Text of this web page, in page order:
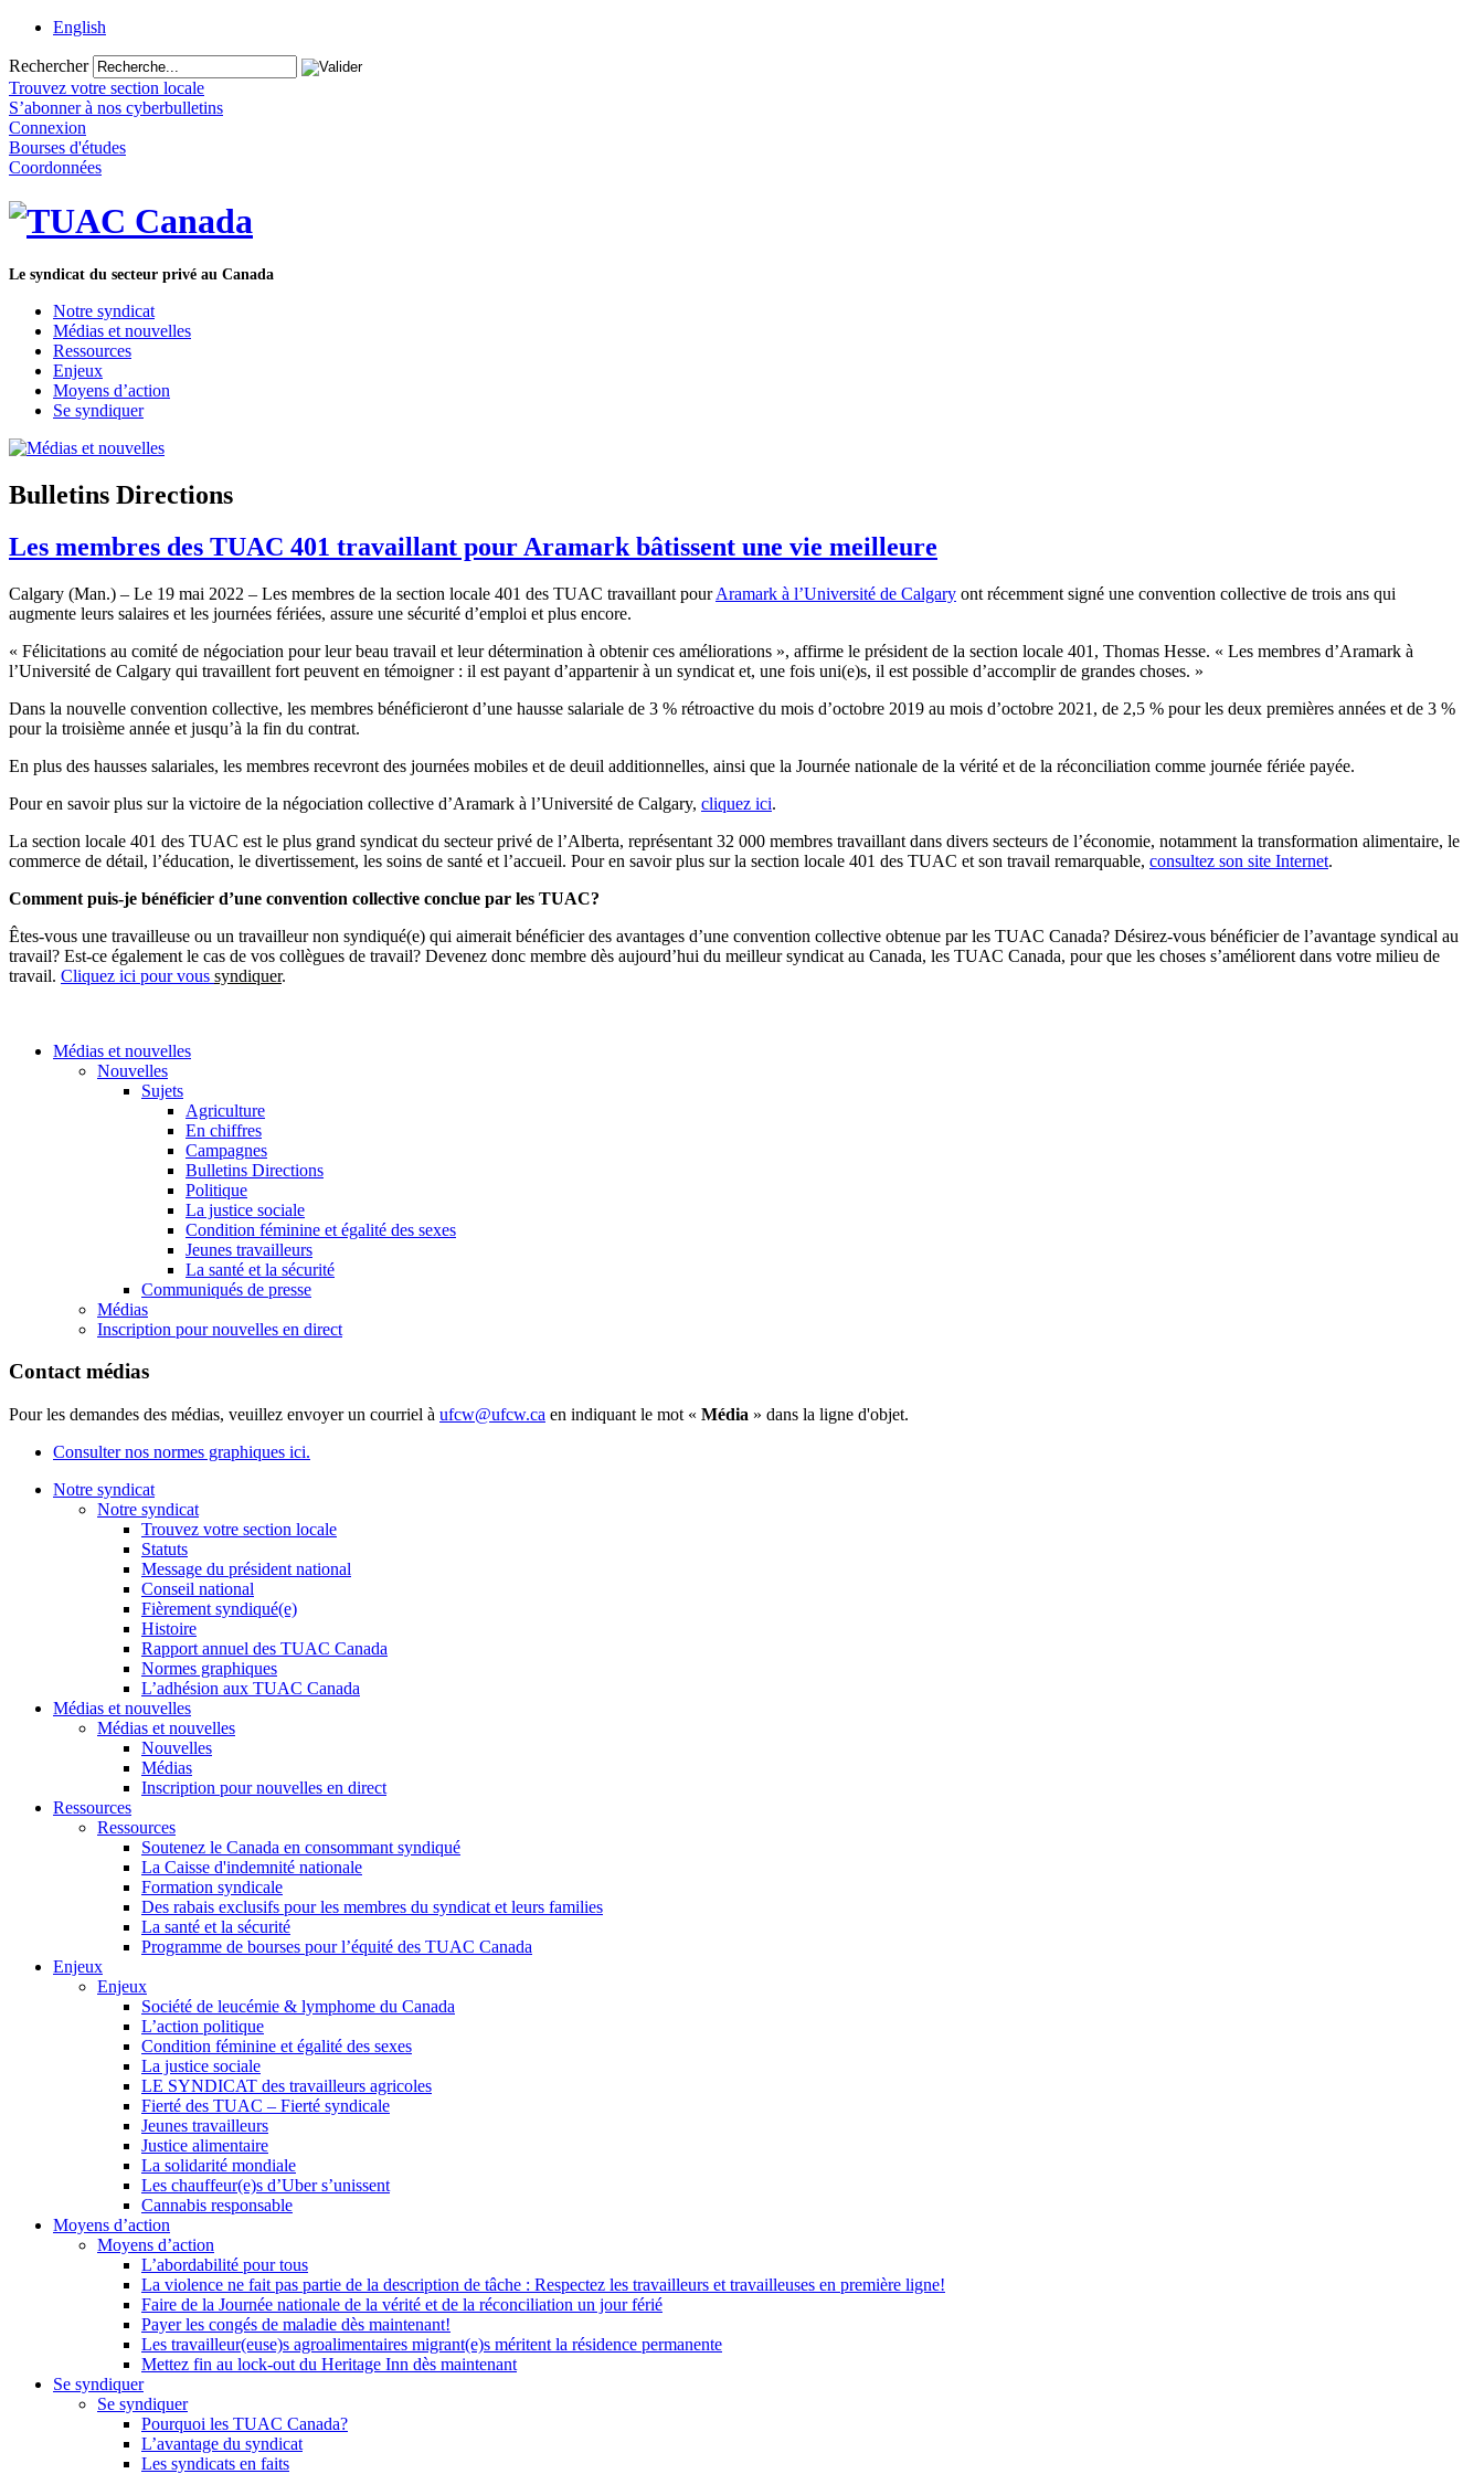
English
Rechercher
Trouvez votre section locale
S’abonner à nos cyberbulletins
Connexion
Bourses d'études
Coordonnées
Le syndicat du secteur privé au Canada
Notre syndicat
Médias et nouvelles
Ressources
Enjeux
Moyens d’action
Se syndiquer
Bulletins Directions
Les membres des TUAC 401 travaillant pour Aramark bâtissent une vie meilleure
Calgary (Man.) – Le 19 mai 2022 – Les membres de la section locale 401 des TUAC travaillant pourAramark à l’Université de Calgary ont récemment signé une convention collective de trois ans qui
augmente leurs salaires et les journées fériées, assure une sécurité d’emploi et plus encore.
« Félicitations au comité de négociation pour leur beau travail et leur détermination à obtenir ces améliorations », affirme le président de la section locale 401, Thomas Hesse. « Les membres d’Aramark à
l’Université de Calgary qui travaillent fort peuvent en témoigner : il est payant d’appartenir à un syndicat et, une fois uni(e)s, il est possible d’accomplir de grandes choses. »
Dans la nouvelle convention collective, les membres bénéficieront d’une hausse salariale de 3 % rétroactive du mois d’octobre 2019 au mois d’octobre 2021, de 2,5 % pour les deux premières années et de 3 %
pour la troisième année et jusqu’à la fin du contrat.
En plus des hausses salariales, les membres recevront des journées mobiles et de deuil additionnelles, ainsi que la Journée nationale de la vérité et de la réconciliation comme journée fériée payée.
Pour en savoir plus sur la victoire de la négociation collective d’Aramark à l’Université de Calgary, cliquez ici.
La section locale 401 des TUAC est le plus grand syndicat du secteur privé de l’Alberta, représentant 32 000 membres travaillant dans divers secteurs de l’économie, notamment la transformation alimentaire, le
commerce de détail, l’éducation, le divertissement, les soins de santé et l’accueil. Pour en savoir plus sur la section locale 401 des TUAC et son travail remarquable, consultez son site Internet.
Comment puis-je bénéficier d’une convention collective conclue par les TUAC?
Êtes-vous une travailleuse ou un travailleur non syndiqué(e) qui aimerait bénéficier des avantages d’une convention collective obtenue par les TUAC Canada? Désirez-vous bénéficier de l’avantage syndical au
travail? Est-ce également le cas de vos collègues de travail? Devenez donc membre dès aujourd’hui du meilleur syndicat au Canada, les TUAC Canada, pour que les choses s’améliorent dans votre milieu de
travail. Cliquez ici pour vous syndiquer.
Médias et nouvelles
Nouvelles
Sujets
Agriculture
En chiffres
Campagnes
Bulletins Directions
Politique
La justice sociale
Condition féminine et égalité des sexes
Jeunes travailleurs
La santé et la sécurité
Communiqués de presse
Médias
Inscription pour nouvelles en direct
Contact médias
Pour les demandes des médias, veuillez envoyer un courriel à ufcw@ufcw.ca en indiquant le mot « Média » dans la ligne d'objet.
Consulter nos normes graphiques ici.
Notre syndicat
Notre syndicat
Trouvez votre section locale
Statuts
Message du président national
Conseil national
Fièrement syndiqué(e)
Histoire
Rapport annuel des TUAC Canada
Normes graphiques
L’adhésion aux TUAC Canada
Médias et nouvelles
Médias et nouvelles
Nouvelles
Médias
Inscription pour nouvelles en direct
Ressources
Ressources
Soutenez le Canada en consommant syndiqué
La Caisse d'indemnité nationale
Formation syndicale
Des rabais exclusifs pour les membres du syndicat et leurs families
La santé et la sécurité
Programme de bourses pour l’équité des TUAC Canada
Enjeux
Enjeux
Société de leucémie & lymphome du Canada
L’action politique
Condition féminine et égalité des sexes
La justice sociale
LE SYNDICAT des travailleurs agricoles
Fierté des TUAC – Fierté syndicale
Jeunes travailleurs
Justice alimentaire
La solidarité mondiale
Les chauffeur(e)s d’Uber s’unissent
Cannabis responsable
Moyens d’action
Moyens d’action
L’abordabilité pour tous
La violence ne fait pas partie de la description de tâche : Respectez les travailleurs et travailleuses en première ligne!
Faire de la Journée nationale de la vérité et de la réconciliation un jour férié
Payer les congés de maladie dès maintenant!
Les travailleur(euse)s agroalimentaires migrant(e)s méritent la résidence permanente
Mettez fin au lock-out du Heritage Inn dès maintenant
Se syndiquer
Se syndiquer
Pourquoi les TUAC Canada?
L’avantage du syndicat
Les syndicats en faits